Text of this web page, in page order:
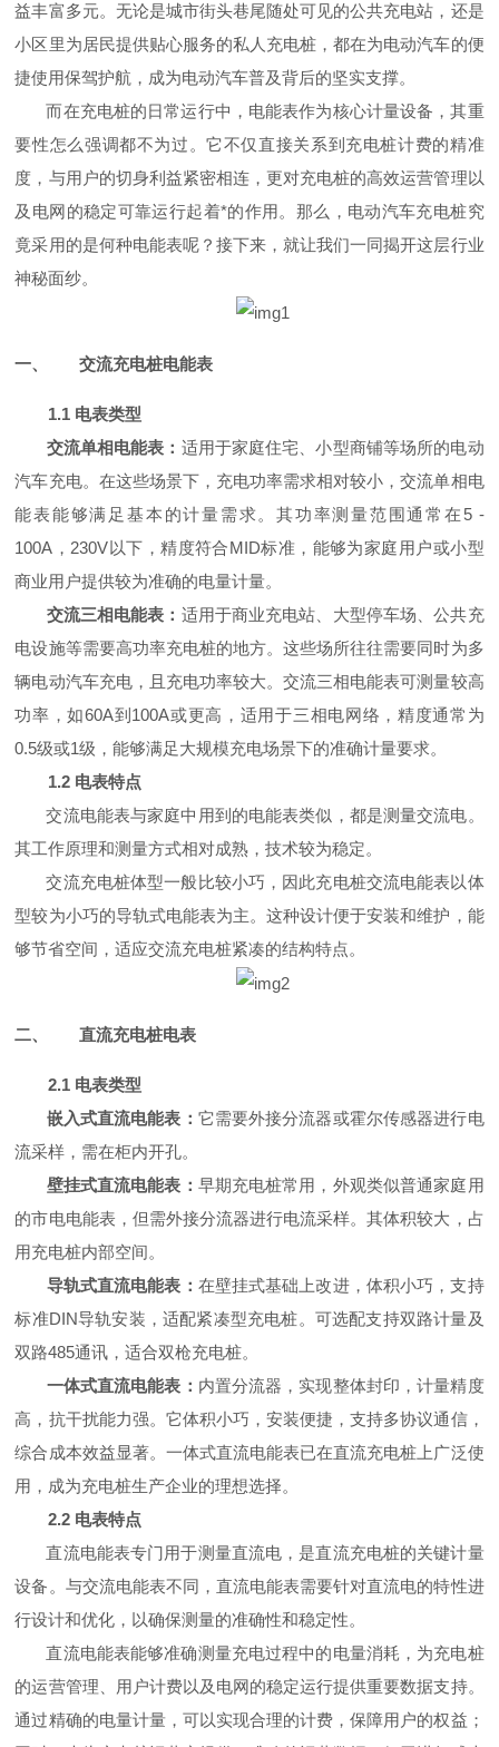
益丰富多元。无论是城市街头巷尾随处可见的公共充电站，还是
小区里为居民提供贴心服务的私人充电桩，都在为电动汽车的便
捷使用保驾护航，成为电动汽车普及背后的坚实支撑。
而在充电桩的日常运行中，电能表作为核心计量设备，其重
要性怎么强调都不为过。它不仅直接关系到充电桩计费的精准
度，与用户的切身利益紧密相连，更对充电桩的高效运营管理以
及电网的稳定可靠运行起着*的作用。那么，电动汽车充电桩究
竟采用的是何种电能表呢？接下来，就让我们一同揭开这层行业
神秘面纱。
一、 交流充电桩电能表
1.1 电表类型
交流单相电能表： 适用于家庭住宅、小型商铺等场所的电动
汽车充电。在这些场景下，充电功率需求相对较小，交流单相电
能表能够满足基本的计量需求。其功率测量范围通常在5 -
100A，230V以下，精度符合MID标准，能够为家庭用户或小型
商业用户提供较为准确的电量计量。
交流三相电能表： 适用于商业充电站、大型停车场、公共充
电设施等需要高功率充电桩的地方。这些场所往往需要同时为多
辆电动汽车充电，且充电功率较大。交流三相电能表可测量较高
功率，如60A到100A或更高，适用于三相电网络，精度通常为
0.5级或1级，能够满足大规模充电场景下的准确计量要求。
1.2 电表特点
交流电能表与家庭中用到的电能表类似，都是测量交流电。
其工作原理和测量方式相对成熟，技术较为稳定。
交流充电桩体型一般比较小巧，因此充电桩交流电能表以体
型较为小巧的导轨式电能表为主。这种设计便于安装和维护，能
够节省空间，适应交流充电桩紧凑的结构特点。
二、 直流充电桩电表
2.1 电表类型
嵌入式直流电能表： 它需要外接分流器或霍尔传感器进行电
流采样，需在柜内开孔。
壁挂式直流电能表： 早期充电桩常用，外观类似普通家庭用
的市电电能表，但需外接分流器进行电流采样。其体积较大，占
用充电桩内部空间。
导轨式直流电能表： 在壁挂式基础上改进，体积小巧，支持
标准DIN导轨安装，适配紧凑型充电桩。 可选配支持双路计量及
双路485通讯 ，适合双枪充电桩。
一体式直流电能表： 内置分流器，实现整体封印，计量精度
高 ， 抗干扰能力强。它体积小巧，安装便捷，支持多协议通信，
综合成本效益显著。一体式直流电能表已在直流充电桩上广泛使
用，成为充电桩生产企业的理想选择。
2.2 电表特点
直流电能表专门用于测量直流电，是直流充电桩的关键计量
设备。与交流电能表不同，直流电能表需要针对直流电的特性进
行设计和优化，以确保测量的准确性和稳定性。
直流电能表能够准确测量充电过程中的电量消耗，为充电桩
的运营管理、用户计费以及电网的稳定运行提供重要数据支持。
通过精确的电量计量，可以实现合理的计费，保障用户的权益；